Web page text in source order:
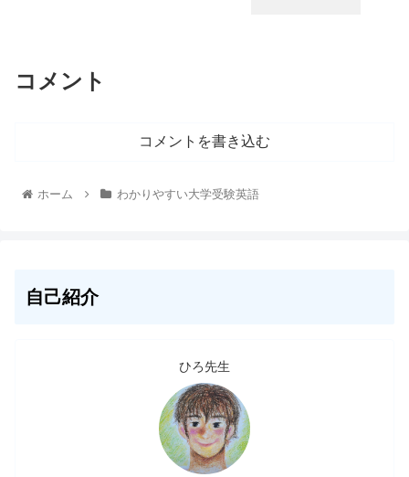
コメント
コメントを書き込む
ホーム わかりやすい大学受験英語
自己紹介
ひろ先生